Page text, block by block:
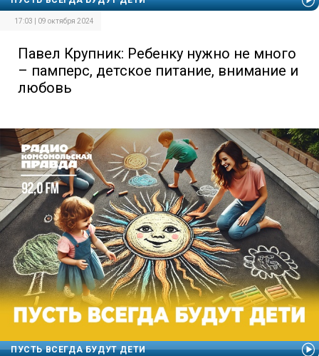
17:03 | 09 октября 2024
Павел Крупник: Ребенку нужно не много
– памперс, детское питание, внимание и
любовь
ПУСТЬ ВСЕГДА БУДУТ ДЕТИ